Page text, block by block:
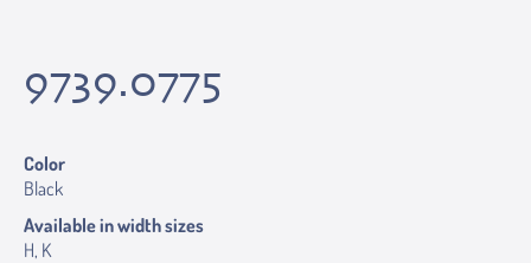
9739.0775
Color
Black
Available in width sizes
H, K